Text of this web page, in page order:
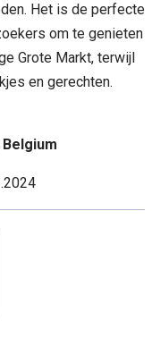
Het is de perfecte
om te genieten
Grote Markt, terwijl
en gerechten.